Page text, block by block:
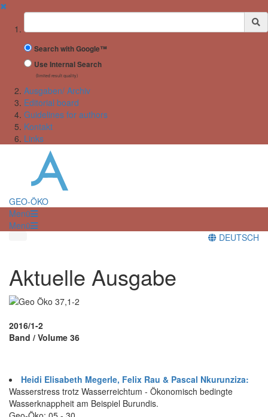
✖
Suchbegriff
Search with Google™
Use Internal Search
(limited result quality)
Ausgaben/ Archiv
Editorial board
Guidelines for authors
Kontakt
Links
GEO-ÖKO
Menü
Menü
DEUTSCH
Aktuelle Ausgabe
2016/1-2
Band / Volume 36
Heidi Elisabeth Megerle, Felix Rau & Pascal Nkurunziza:
Wasserstress trotz Wasserreichtum - Ökonomisch bedingte
Wasserknappheit am Beispiel Burundis.